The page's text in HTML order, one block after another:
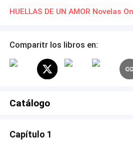
Romance oscuro Amor Secreto
Comparitr los libros en:
Catálogo
Capítulo 1